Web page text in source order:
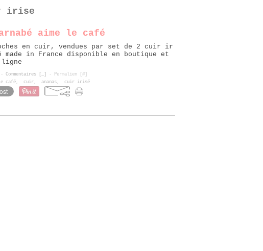
irise
aime le café
en cuir, vendues par set de 2 cuir ir
made in France disponible en boutique et
ligne
- Commentaires [ …] - Permalien [ #]
café, cuir, ananas, cuir irisé